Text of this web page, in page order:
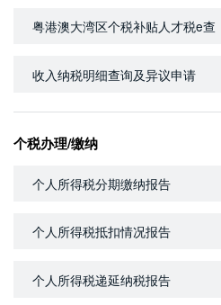
粤港澳大湾区个税补贴人才税e查
收入纳税明细查询及异议申请
个税办理/缴纳
个人所得税分期缴纳报告
个人所得税抵扣情况报告
个人所得税递延纳税报告